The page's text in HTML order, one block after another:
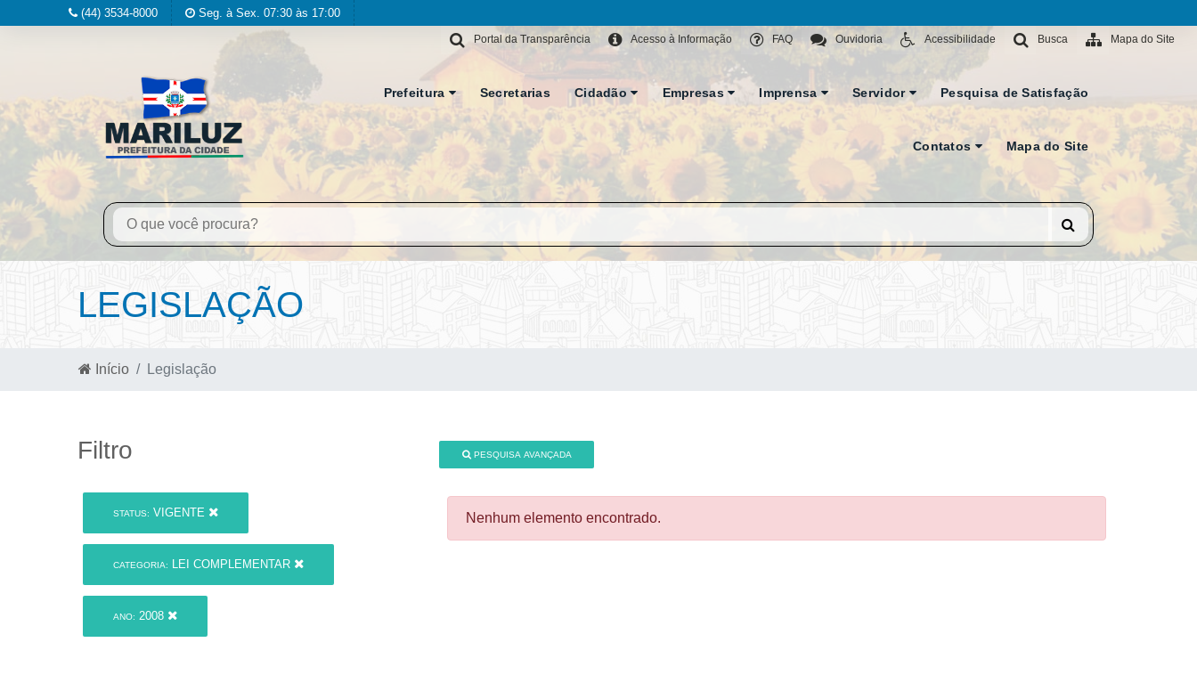
(44) 3534-8000 Seg. à Sex. 07:30 às 17:00
Mapa do Site
Busca
Acessibilidade
Ouvidoria
FAQ
Acesso à Informação
Portal da Transparência
Prefeitura Secretarias Cidadão Empresas Imprensa Servidor Pesquisa de Satisfação
Contatos Mapa do Site
LEGISLAÇÃO
Início Legislação
Filtro
STATUS: VIGENTE
CATEGORIA: LEI COMPLEMENTAR
ANO: 2008
PESQUISA AVANÇADA
Nenhum elemento encontrado.